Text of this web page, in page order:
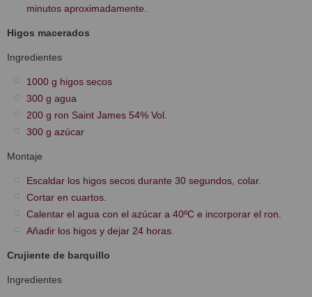
minutos aproximadamente.
Higos macerados
Ingredientes
1000 g higos secos
300 g agua
200 g ron Saint James 54% Vol.
300 g azúcar
Montaje
Escaldar los higos secos durante 30 segundos, colar.
Cortar en cuartos.
Calentar el agua con el azúcar a 40ºC e incorporar el ron.
Añadir los higos y dejar 24 horas.
Crujiente de barquillo
Ingredientes